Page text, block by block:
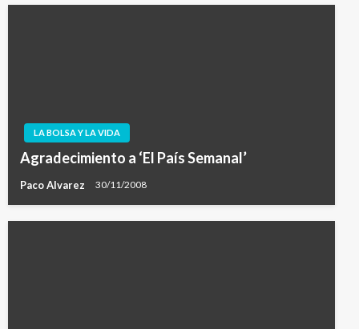
LA BOLSA Y LA VIDA
Agradecimiento a ‘El País Semanal’
Paco Alvarez 30/11/2008